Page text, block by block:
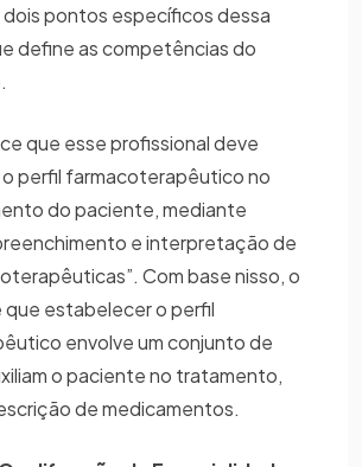
pontos específicos dessa
define as competências do
que esse profissional deve
perfil farmacoterapêutico no
do paciente, mediante
e interpretação de
Com base nisso, o
estabelecer o perfil
envolve um conjunto de
o paciente no tratamento,
de medicamentos.